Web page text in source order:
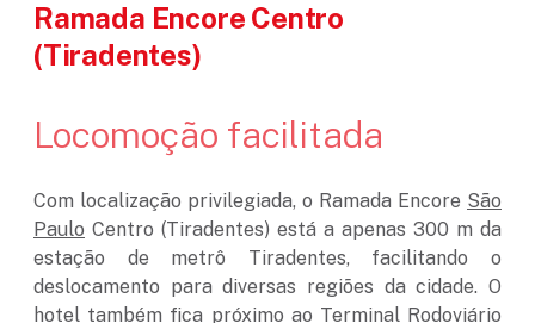
Ramada Encore Centro
(Tiradentes)
Locomoção facilitada
Com localização privilegiada, o Ramada Encore São
Paulo Centro (Tiradentes) está a apenas 300 m da
estação de metrô Tiradentes, facilitando o
deslocamento para diversas regiões da cidade. O
hotel também fica próximo ao Terminal Rodoviário